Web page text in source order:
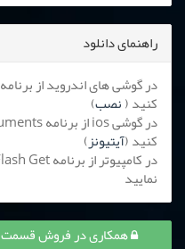
راهنمای دانلود
کنید (نصب)
کنید (آیتیونز)
نمایید
همکاری در فروش قسمت 3 از یاد رفته و کسب درآمد از آن